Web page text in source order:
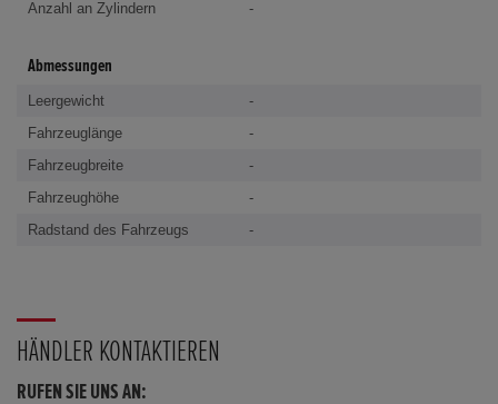
Anzahl an Zylindern
-
Abmessungen
Leergewicht
-
Fahrzeuglänge
-
Fahrzeugbreite
-
Fahrzeughöhe
-
Radstand des Fahrzeugs
-
HÄNDLER KONTAKTIEREN
RUFEN SIE UNS AN: